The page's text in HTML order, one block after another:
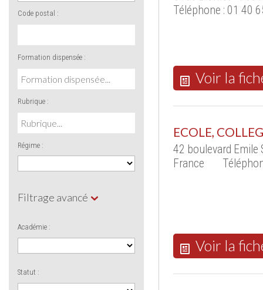
Code postal :
Formation dispensée :
Rubrique :
Régime :
Filtrage avancé
Académie :
Statut :
Téléphone : 01 40
Voir la
ECOLE,
42 boulevard Emile
France
Voir la